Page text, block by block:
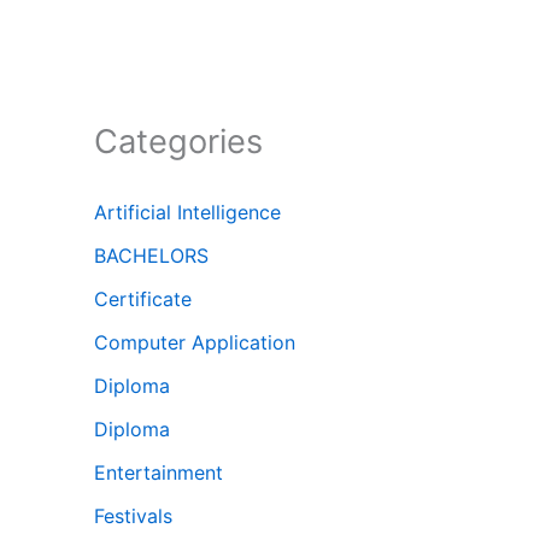
Categories
Artificial Intelligence
BACHELORS
Certificate
Computer Application
Diploma
Diploma
Entertainment
Festivals